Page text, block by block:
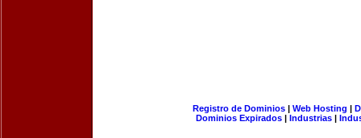
Registro de Dominios| Web Hosting |
Dominios Expirados | Industrias |